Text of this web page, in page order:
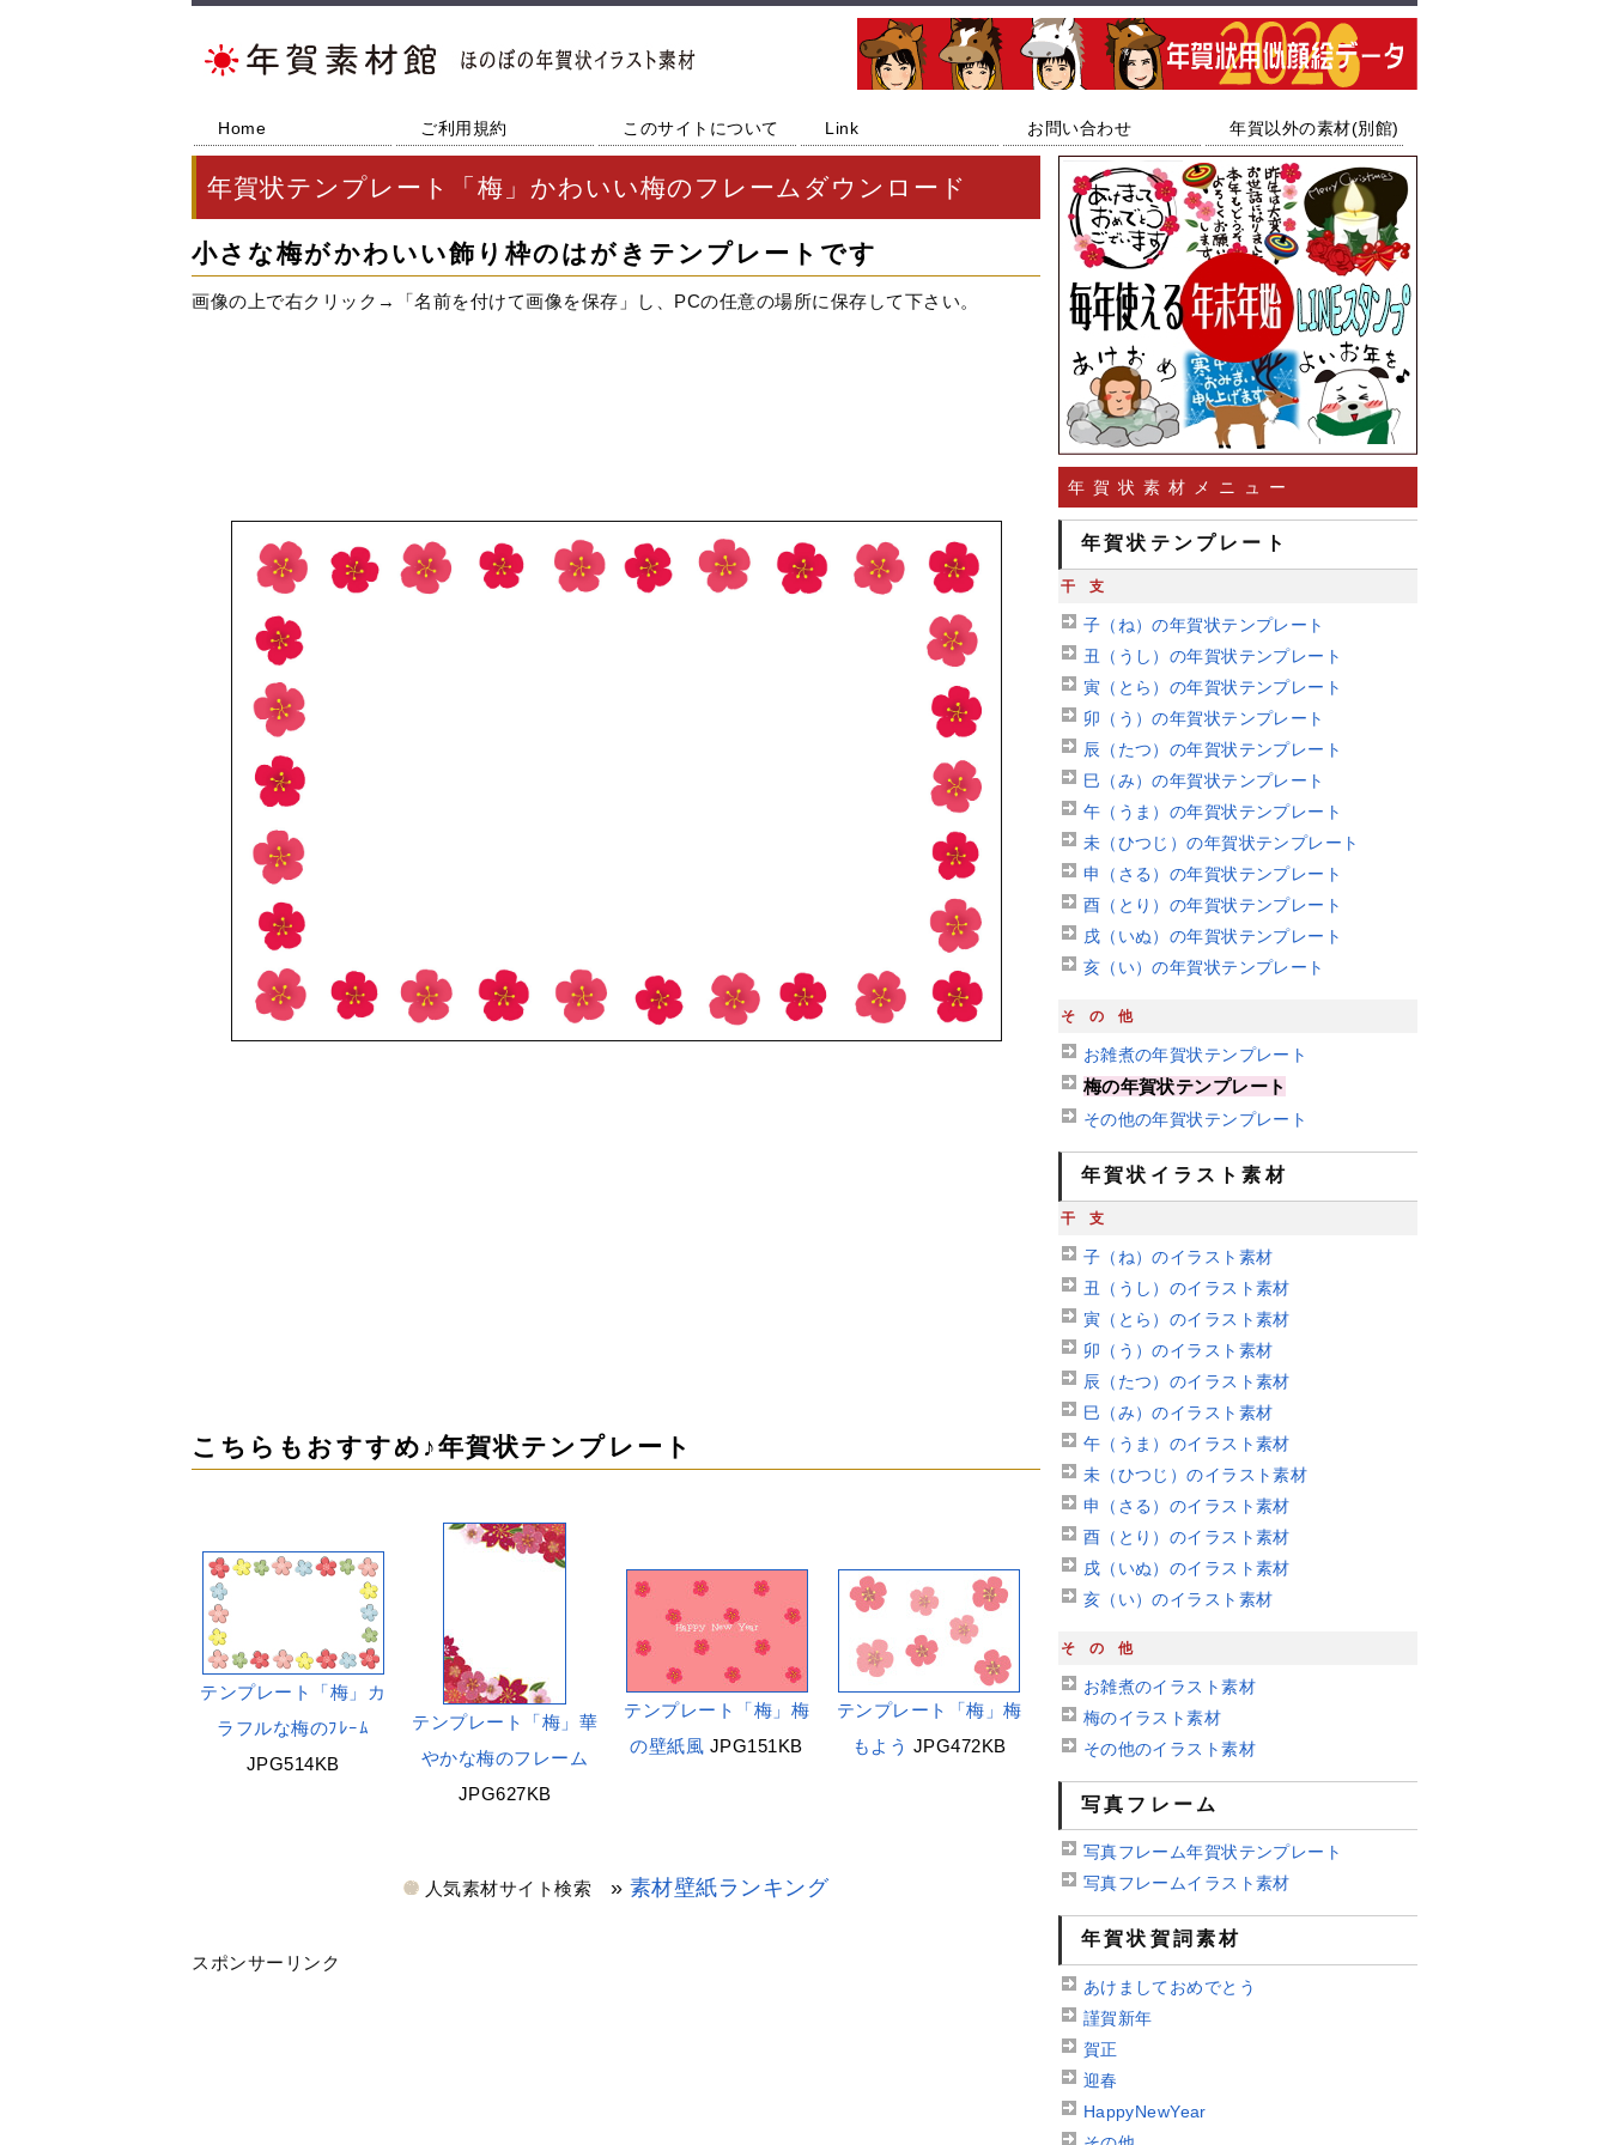
Home ご利用規約 このサイトについて Link お問い合わせ 年賀以外の素材(別館)
年賀状テンプレート「梅」かわいい梅のフレームダウンロード
小さな梅がかわいい飾り枠のはがきテンプレートです
画像の上で右クリック→「名前を付けて画像を保存」し、PCの任意の場所に保存して下さい。
こちらもおすすめ♪年賀状テンプレート
テンプレート「梅」カ
ラフルな梅のﾌﾚｰﾑ
JPG514KB
テンプレート「梅」華
やかな梅のフレーム
JPG627KB
テンプレート「梅」梅
の壁紙風 JPG151KB
テンプレート「梅」梅
もよう JPG472KB
人気素材サイト検索 » 素材壁紙ランキング
スポンサーリンク
年賀状素材メニュー
年賀状テンプレート
干支
子（ね）の年賀状テンプレート
丑（うし）の年賀状テンプレート
寅（とら）の年賀状テンプレート
卯（う）の年賀状テンプレート
辰（たつ）の年賀状テンプレート
巳（み）の年賀状テンプレート
午（うま）の年賀状テンプレート
未（ひつじ）の年賀状テンプレート
申（さる）の年賀状テンプレート
酉（とり）の年賀状テンプレート
戌（いぬ）の年賀状テンプレート
亥（い）の年賀状テンプレート
その他
お雑煮の年賀状テンプレート
梅の年賀状テンプレート
その他の年賀状テンプレート
年賀状イラスト素材
干支
子（ね）のイラスト素材
丑（うし）のイラスト素材
寅（とら）のイラスト素材
卯（う）のイラスト素材
辰（たつ）のイラスト素材
巳（み）のイラスト素材
午（うま）のイラスト素材
未（ひつじ）のイラスト素材
申（さる）のイラスト素材
酉（とり）のイラスト素材
戌（いぬ）のイラスト素材
亥（い）のイラスト素材
その他
お雑煮のイラスト素材
梅のイラスト素材
その他のイラスト素材
写真フレーム
写真フレーム年賀状テンプレート
写真フレームイラスト素材
年賀状賀詞素材
あけましておめでとう
謹賀新年
賀正
迎春
HappyNewYear